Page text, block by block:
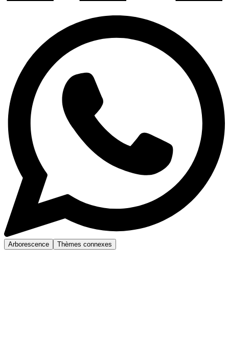
Arborescence Thèmes connexes